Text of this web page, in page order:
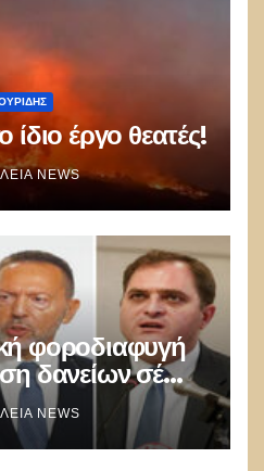
ίδιο έργο θεατές!
NEWS
φοροδιαφυγή
δανείων σέ
NEWS